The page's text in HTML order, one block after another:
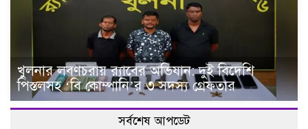
খুলনার লবণচরায় র‍্যাবের অভিযান: দুই বিদেশি
পিস্তলসহ ‘বি কোম্পানি’র ৩ সদস্য গ্রেফতার
সর্বশেষ আপডেট